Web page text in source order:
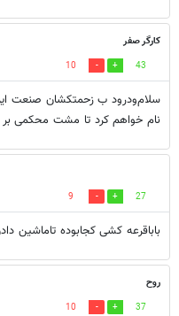
کارگر صفر
43
10
سلام‌و‌درود ب زحمتکشان صنعت
نام خواهم کرد تا مشت محکمی بر
27
9
باباقرعه کشی کجابوده تاماشین
روح
37
10